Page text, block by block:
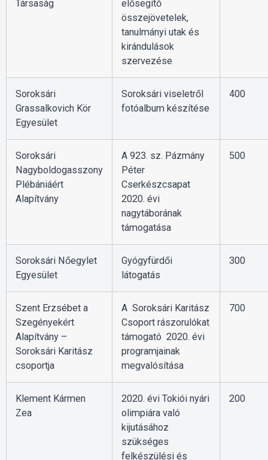
Társaság
elősegítő
összejövetelek,
tanulmányi utak és
kirándulások
szervezése
Soroksári
Grassalkovich Kör
Egyesület
Soroksári viseletről
fotóalbum készítése
400
Soroksári
Nagyboldogasszony
Plébániáért
Alapítvány
A 923. sz. Pázmány
Péter
Cserkészcsapat
2020. évi
nagytáborának
támogatása
500
Soroksári Nőegylet
Egyesület
Gyógyfürdői
látogatás
300
Szent Erzsébet a
Szegényekért
Alapítvány –
Soroksári Karitász
csoportja
A Soroksári Karitász
Csoport rászorulókat
támogató 2020. évi
programjainak
megvalósítása
700
Klement Kármen
Zea
2020. évi Tokiói nyári
olimpiára való
kijutásához
szükséges
felkészülési és
200